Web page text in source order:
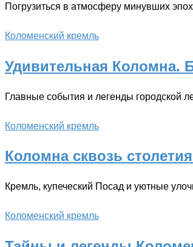
Погрузиться в атмосферу минувших
Коломенский кремль
Удивительная Коломна.
Главные события и легенды городской
Коломенский кремль
Коломна сквозь
Кремль, купеческий Посад и уютные
Коломенский кремль